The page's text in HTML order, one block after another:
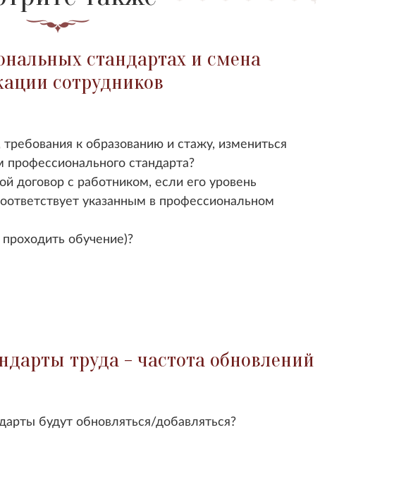
стандартах и смена
сотрудников
к образованию и стажу, измениться
профессионального стандарта?
договор с работником, если его уровень
указанным в профессиональном
обучение)?
труда - частота обновлений
будут обновляться/добавляться?